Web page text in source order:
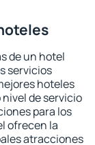
de un hotel
servicios
hoteles
de servicio
para los
ofrecen la
atracciones